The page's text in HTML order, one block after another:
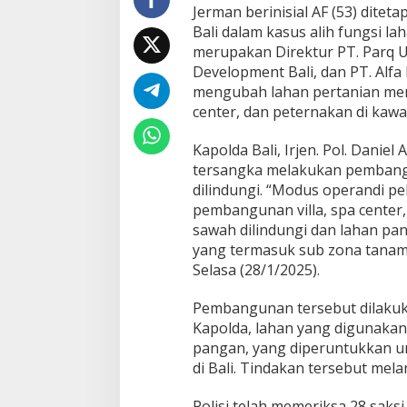
i
L
a
h
a
n
P
r
a
n
i
a
n
d
i
a
l
i
Jerman berinisial AF (53)
Bali dalam kasus alih fungsi
merupakan Direktur PT. Parq
Development Bali, dan PT.
mengubah lahan pertanian
center, dan peternakan di
Kapolda Bali, Irjen. Pol. Daniel
tersangka melakukan
dilindungi. “Modus operandi
pembangunan villa, spa
sawah dilindungi dan lahan
yang termasuk sub zona
Selasa (28/1/2025).
Pembangunan tersebut
Kapolda, lahan yang
pangan, yang diperuntukkan
di Bali. Tindakan tersebut